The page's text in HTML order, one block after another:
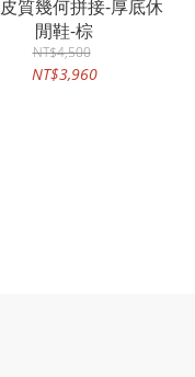
質幾何拼接-厚底休
閒鞋-棕
NT$4,500
NT$3,960